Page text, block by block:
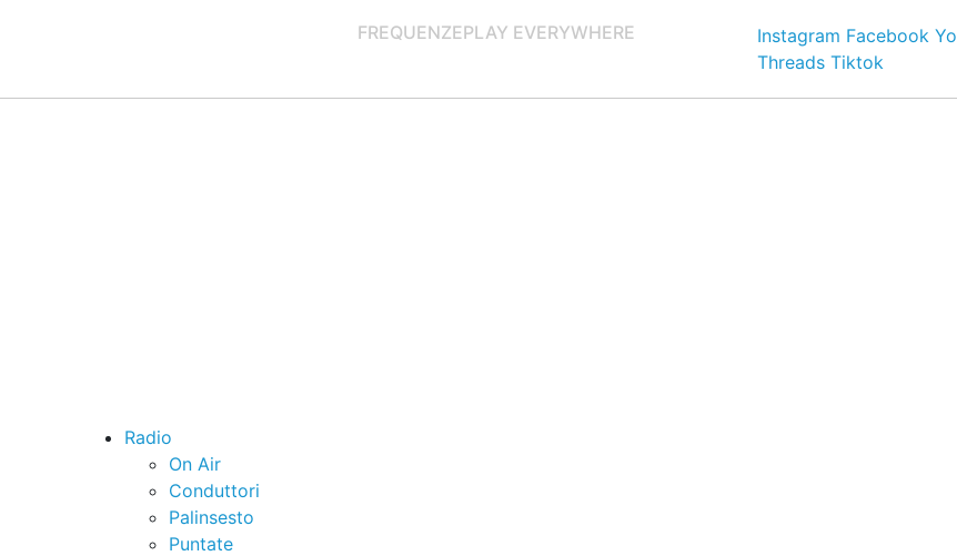
FREQUENZEPLAY EVERYWHERE Instagram Facebook
Threads Tiktok
Radio
On Air
Conduttori
Palinsesto
Puntate